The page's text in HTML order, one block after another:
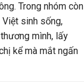
Trong nhóm còn
sinh sống,
mình, lấy
kể mà mắt ngấn